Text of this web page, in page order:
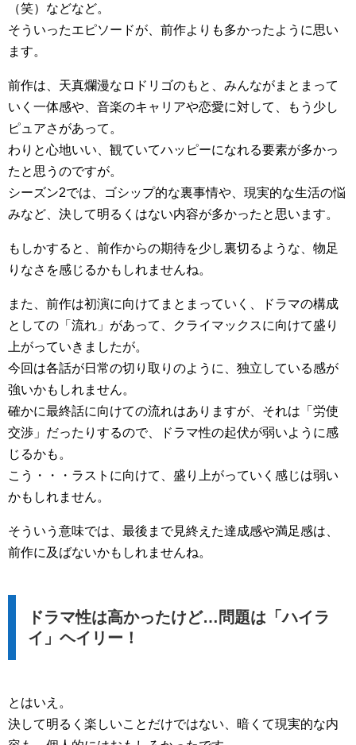
（笑）などなど。
そういったエピソードが、前作よりも多かったように思い
ます。
前作は、天真爛漫なロドリゴのもと、みんながまとまって
いく一体感や、音楽のキャリアや恋愛に対して、もう少し
ピュアさがあって。
わりと心地いい、観ていてハッピーになれる要素が多かっ
たと思うのですが。
シーズン2では、ゴシップ的な裏事情や、現実的な生活の悩
みなど、決して明るくはない内容が多かったと思います。
もしかすると、前作からの期待を少し裏切るような、物足
りなさを感じるかもしれませんね。
また、前作は初演に向けてまとまっていく、ドラマの構成
としての「流れ」があって、クライマックスに向けて盛り
上がっていきましたが。
今回は各話が日常の切り取りのように、独立している感が
強いかもしれません。
確かに最終話に向けての流れはありますが、それは「労使
交渉」だったりするので、ドラマ性の起伏が弱いように感
じるかも。
こう・・・ラストに向けて、盛り上がっていく感じは弱い
かもしれません。
そういう意味では、最後まで見終えた達成感や満足感は、
前作に及ばないかもしれませんね。
ドラマ性は高かったけど…問題は「ハイラ
イ」ヘイリー！
とはいえ。
決して明るく楽しいことだけではない、暗くて現実的な内